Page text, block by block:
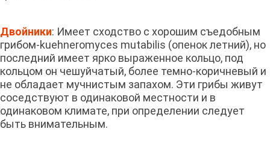
Двойники: Имеет сходство с хорошим съедобным
грибом-kuehneromyces mutabilis (опенок летний), но
последний имеет ярко выраженное кольцо, под
кольцом он чешуйчатый, более темно-коричневый и
не обладает мучнистым запахом. Эти грибы живут
соседствуют в одинаковой местности и в
одинаковом климате, при определении следует
быть внимательным.